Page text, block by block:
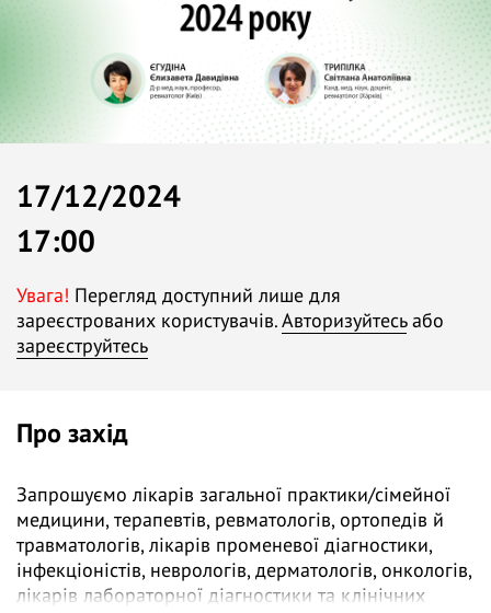
17/12/2024
17:00
Увага! Перегляд доступний лише для
зареєстрованих користувачів.Авторизуйтесьабо
зареєструйтесь
Про захід
Запрошуємо лікарів загальної практики/сімейної
медицини, терапевтів, ревматологів, ортопедів й
травматологів, лікарів променевої діагностики,
інфекціоністів, неврологів, дерматологів, онкологів,
лікарів лабораторної діагностики та клінічних